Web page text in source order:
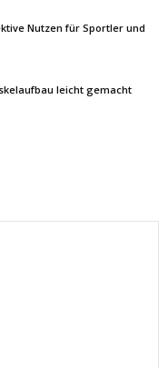
Nutzen für Sportler und
leicht gemacht